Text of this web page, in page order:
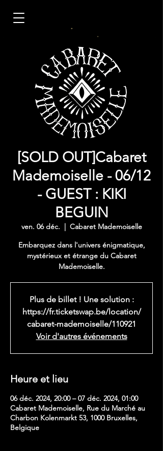
[SOLD OUT]Cabaret
Mademoiselle - 06/12
- GUEST : KIKI
BEGUIN
ven. 06 déc.
  |
Cabaret Mademoiselle
Embarquez dans l'univers énigmatique,
mystérieux et étrange du Cabaret
Mademoiselle.
Plus de billet ! Une solution :
https://fr.ticketswap.be/location/
cabaret-mademoiselle/110921
Voir d'autres événements
Heure et lieu
06 déc. 2024, 20:00 – 07 déc. 2024, 01:00
Cabaret Mademoiselle, Rue du Marché au
Charbon Kolenmarkt 53, 1000 Bruxelles,
Belgique